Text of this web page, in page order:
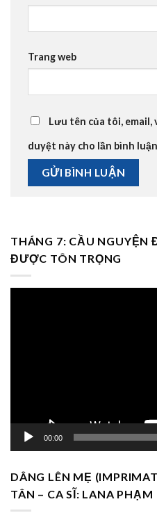
Trang web
Lưu tên của tôi,
duyệt này cho lần bình
THÁNG 7: CẦU NGUYỆN
ĐƯỢC TÔN TRỌNG
00:00
DÂNG LÊN MẸ
TÂN – CA SĨ: LANA PHẠM